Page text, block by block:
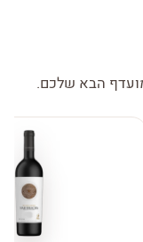
הבא שלכם.